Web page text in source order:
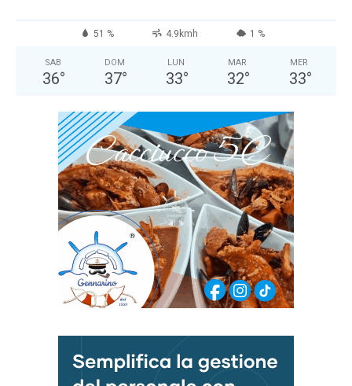
51 % 4.9kmh 1 %
SAB
36°
DOM
37°
LUN
33°
MAR
32°
MER
33°